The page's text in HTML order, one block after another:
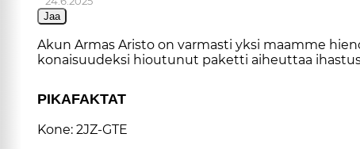
Jaa
Akun Ar­mas Aris­to on var­mas­ti yk­si maam­me
ko­nai­suu­dek­si hi­ou­tu­nut pa­ket­ti ai­heut­taa
PI­KA­FAK­TAT
Kone: 2JZ-GTE